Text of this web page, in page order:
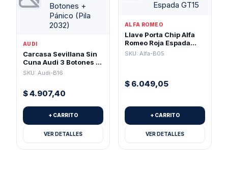
AUDI
Carcasa Sevillana Sin
Cuna Audi 3 Botones +
Pánico (Pila 2032)
SKU: Audi-B16
$4.907,40
+ CARRITO
VER DETALLES
ALFA ROMEO
Llave Porta Chip Alfa
Romeo Roja Espada
GT15
SKU: Alfa-B05
$ 6.049,05
+ CARRITO
VER DETALLES